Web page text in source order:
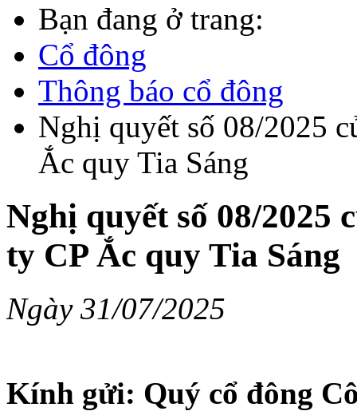
Bạn đang ở trang:
Cổ đông
Thông báo cổ đông
Nghị quyết số 08/2025
Ắc quy Tia Sáng
Nghị quyết số 08/2025
ty CP Ắc quy Tia Sáng
Ngày 31/07/2025
Kính gửi: Quý cổ đông